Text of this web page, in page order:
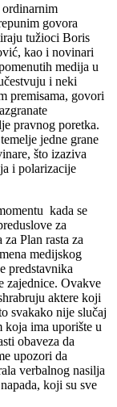
ordinarnim
govora
tužioci Boris
kao i novinari
medija u
i neki
premisama, govori
pravnog poretka.
jedne grane
što izaziva
i polarizacije
kada se
za
Plan rasta za
medijskog
predstavnika
zajednice. Ovakve
aktere koji
svakako nije slučaj
koja ima uporište u
obaveza da
upozori da
verbalnog nasilja
koji su sve